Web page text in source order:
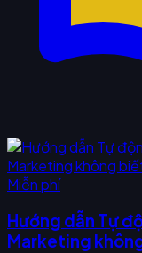
Miễn phí
Hướng dẫn Tự
Marketing